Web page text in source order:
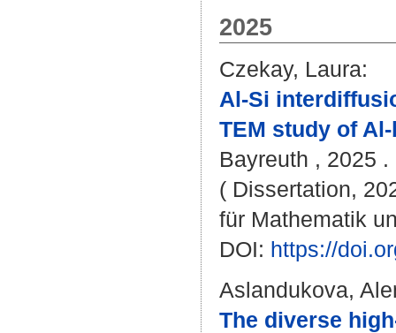
2025
Czekay, Laura:
Al-Si
TEM study of
Bayreuth , 2025
( Dissertation,
für Mathematik
DOI: https://
Aslandukova,
The diverse